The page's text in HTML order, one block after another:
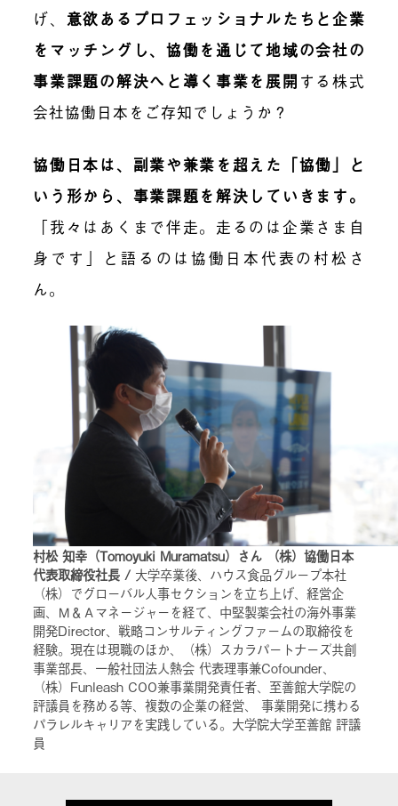
げ、 意欲あるプロフェッショナルたちと企業
をマッチングし、協働を通じて地域の会社の
事業課題の解決へと導く事業を展開 する株式
会社協働日本をご存知でしょうか？
協働日本は、副業や兼業を超えた「協働」と
いう形から、事業課題を解決していきます。
「我々はあくまで伴走。走るのは企業さま自
身です」と語るのは協働日本代表の村松さ
ん。
村松 知幸（Tomoyuki Muramatsu）さん （株）協働日本
代表取締役社長 / 大学卒業後、ハウス食品グループ本社
（株）でグローバル人事セクションを立ち上げ、経営企
画、Ｍ＆Ａマネージャーを経て、中堅製薬会社の海外事業
開発Director、戦略コンサルティングファームの取締役を
経験。現在は現職のほか、（株）スカラパートナーズ共創
事業部長、一般社団法人熱会 代表理事兼Cofounder、
（株）Funleash COO兼事業開発責任者、至善館大学院の
評議員を務める等、複数の企業の経営、 事業開発に携わる
パラレルキャリアを実践している。大学院大学至善館 評議
員